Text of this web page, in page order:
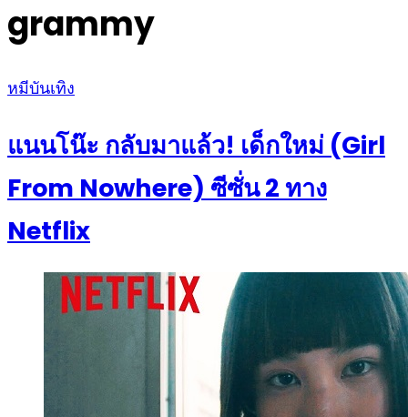
grammy
Posted
หมีบันเทิง
แนนโน๊ะ กลับมาแล้ว! เด็กใหม่ (Girl
From Nowhere) ซีซั่น 2 ทาง
Netflix